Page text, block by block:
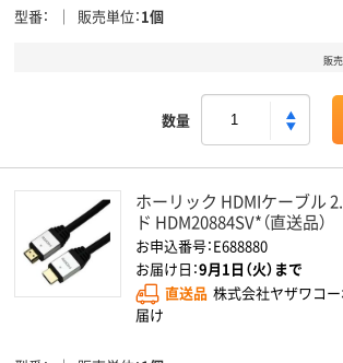
型番 販売単位 1個
販売
数量
ホーリック HDMIケーブル
ド HDM20884SV*（直送品）
お申込番号：E688880
お届け日：9月1日（火）まで
直送品 株式会社ヤザワコ
届け